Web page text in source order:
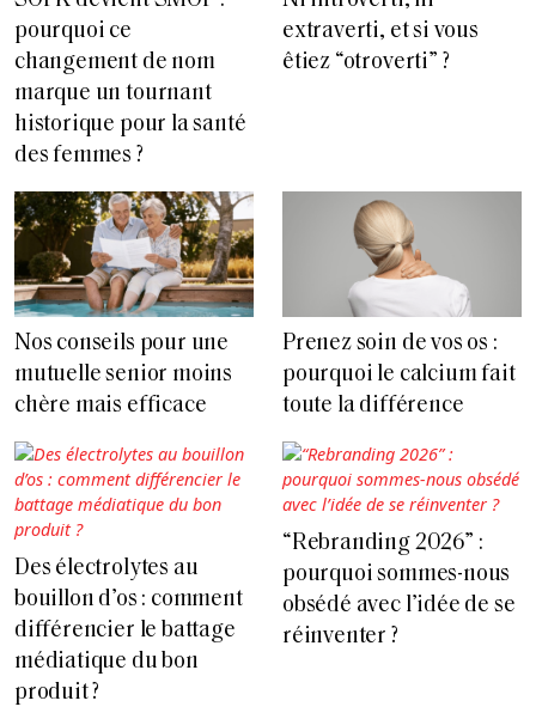
pourquoi ce
changement de nom
marque un tournant
historique pour la santé
des femmes ?
extraverti, et si vous
êtiez “otroverti” ?
Nos conseils pour une
mutuelle senior moins
chère mais efficace
Prenez soin de vos os :
pourquoi le calcium fait
toute la différence
Des électrolytes au
bouillon d’os : comment
différencier le battage
médiatique du bon
produit ?
“Rebranding 2026” :
pourquoi sommes-nous
obsédé avec l’idée de se
réinventer ?